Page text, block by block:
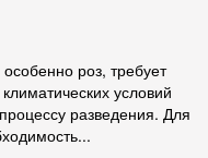
роз, требует
условий
разведения. Для